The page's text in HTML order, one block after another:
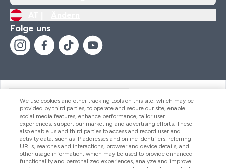
Folge uns
Produkte
Unternehmensinformationen
We use cookies and other tracking tools on this site, which may be
provided by third parties, to operate and secure our site, enable
social media features, enhance performance, tailor user
experiences, support our marketing and advertising efforts. These
also enable us and third parties to access and record user and
activity data, such as IP addresses and online identifiers, referring
URLs, searches and interactions, browser and device details, and
other usage information, which may be used to provide enhanced
functionality and personalized experiences, analyze and improve